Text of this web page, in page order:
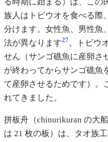
族人はトビウオを食べる際
分けます。女性魚、男性魚
法が異なります27。トビウ
せん（サンゴ礁魚に産卵さ
が終わってからサンゴ礁魚
て産卵させるためです）。
れてきました。
拼板舟（chinurikuran の大
は 21 枚の板）は、タオ族